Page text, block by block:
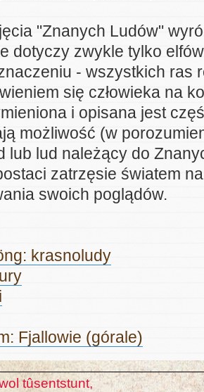
"Znanych Ludów"
dotyczy zwykle tylko
- wszystkich ras
się człowieka na
i opisana jest
możliwość (w
lub lud należący do
zatrzęsie światem
swoich poglądów.
krasnoludy
Fjallowie (górale)
tûsentstunt,